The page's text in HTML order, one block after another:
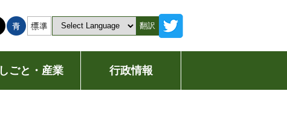
翻訳
しごと・産業 行政情報